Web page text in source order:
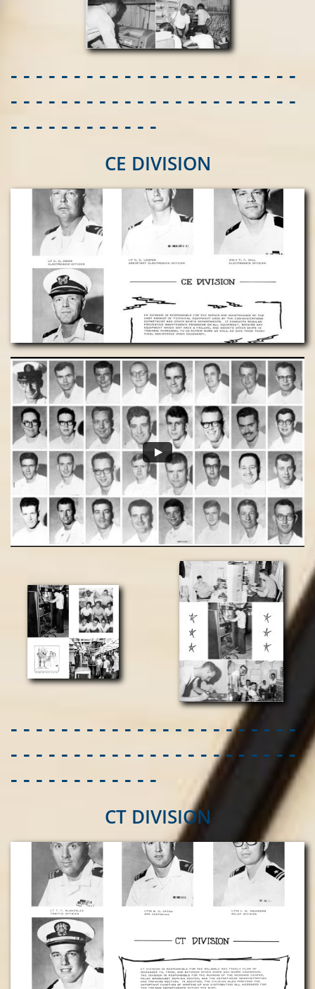
- - - - - - - - - - - - - - - - - - - - - - -
- - - - - - - - - - - - - - - - - - - - - - -
- - - - - - - - - - - -
CE DIVISION
- - - - - - - - - - - - - - - - - - - - - - -
- - - - - - - - - - - - - - - - - - - - - - -
- - - - - - - - - - - -
CT DIVISION